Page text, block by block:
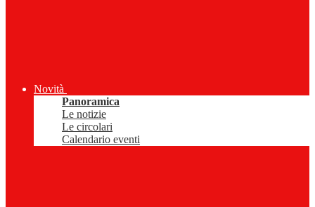
Novità
Panoramica
Le notizie
Le circolari
Calendario eventi